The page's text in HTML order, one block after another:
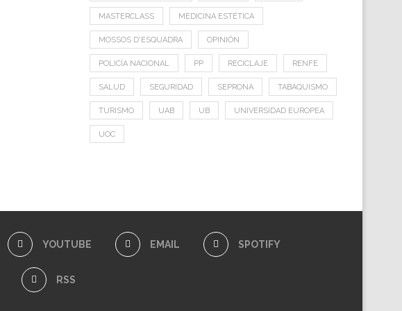
MASTERCLASS MEDICINA ESTÉTICA
MOSSOS D'ESQUADRA OPINIÓN
POLICÍA NACIONAL PP RECICLAJE RENFE
SALUD SEGURIDAD SEPRONA TABAQUISMO
TURISMO UAB UB UNIVERSIDAD EUROPEA
UOC
YOUTUBE EMAIL SPOTIFY
RSS